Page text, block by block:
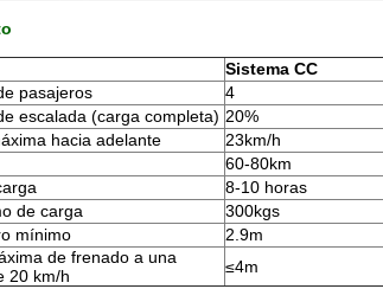
Sistema CC
pasajeros
4
escalada (carga completa) 20%
hacia adelante
23km/h
60-80km
8-10 horas
de carga
300kgs
mínimo
2.9m
de frenado a una
20 km/h
≤4m